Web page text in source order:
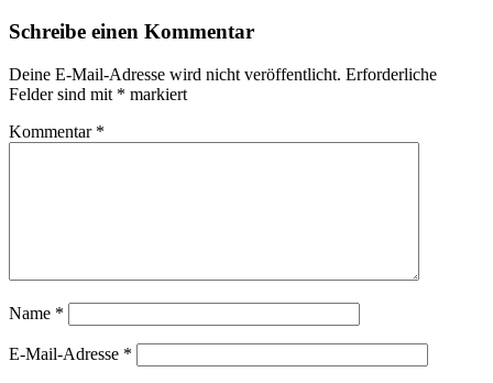
Schreibe einen Kommentar
Deine E-Mail-Adresse wird nicht veröffentlicht. Erforderliche
Felder sind mit * markiert
Kommentar *
Name *
E-Mail-Adresse *